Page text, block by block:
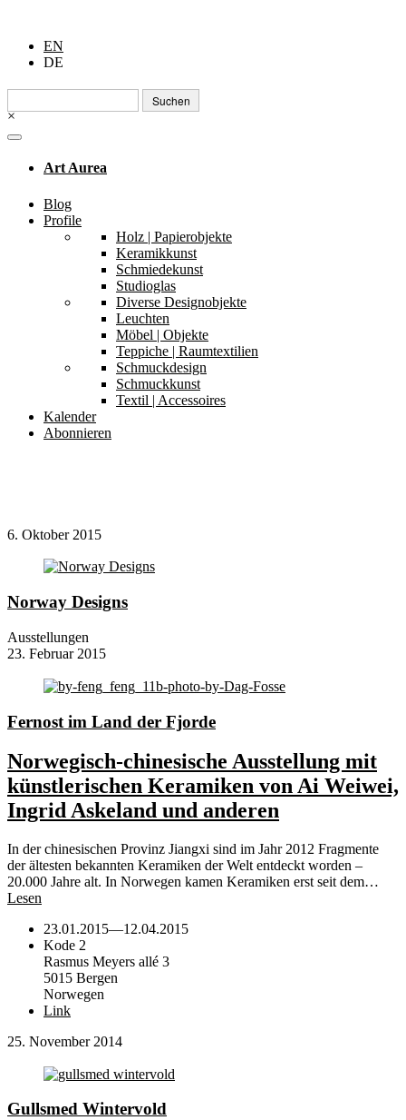
EN
DE
Suchen
nach:
×
Art Aurea
Blog
Profile
Holz | Papierobjekte
Keramikkunst
Schmiedekunst
Studioglas
Diverse Designobjekte
Leuchten
Möbel | Objekte
Teppiche | Raumtextilien
Schmuckdesign
Schmuckkunst
Textil | Accessoires
Kalender
Abonnieren
6. Oktober 2015
Norway Designs
Ausstellungen
23. Februar 2015
Fernost im Land der Fjorde
Norwegisch-chinesische Ausstellung mit
künstlerischen Keramiken von Ai Weiwei,
Ingrid Askeland und anderen
In der chinesischen Provinz Jiangxi sind im Jahr 2012 Fragmente
der ältesten bekannten Keramiken der Welt entdeckt worden –
20.000 Jahre alt. In Norwegen kamen Keramiken erst seit dem…
Lesen
23.01.2015—12.04.2015
Kode 2
Rasmus Meyers allé 3
5015 Bergen
Norwegen
Link
25. November 2014
Gullsmed Wintervold